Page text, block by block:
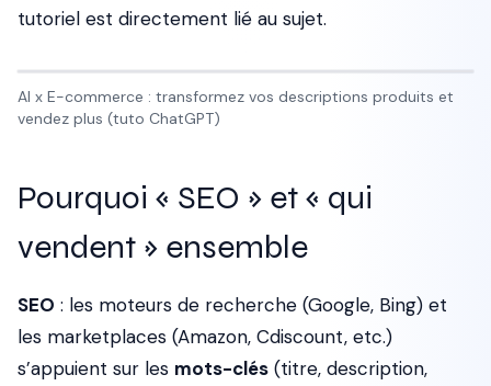
tutoriel est directement lié au sujet.
AI x E-commerce : transformez vos descriptions produits et
vendez plus (tuto ChatGPT)
Pourquoi « SEO » et « qui
vendent » ensemble
SEO : les moteurs de recherche (Google, Bing) et
les marketplaces (Amazon, Cdiscount, etc.)
s’appuient sur les mots-clés (titre, description,